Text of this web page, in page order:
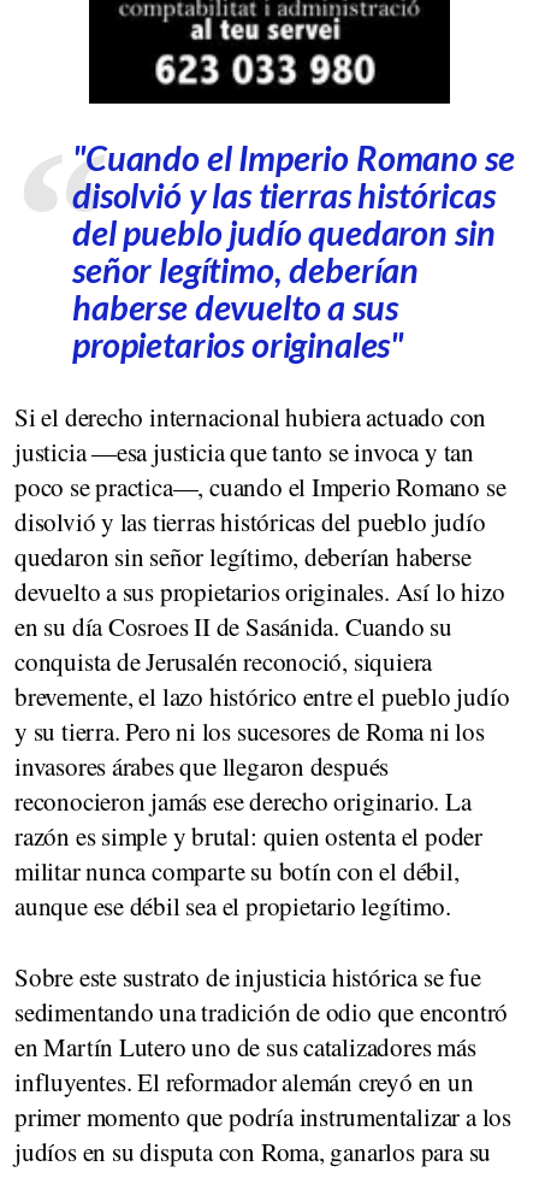
"Cuando el Imperio Romano se
disolvió y las tierras históricas
del pueblo judío quedaron sin
señor legítimo, deberían
haberse devuelto a sus
propietarios originales"
Si el derecho internacional hubiera actuado con
justicia —esa justicia que tanto se invoca y tan
poco se practica—, cuando el Imperio Romano se
disolvió y las tierras históricas del pueblo judío
quedaron sin señor legítimo, deberían haberse
devuelto a sus propietarios originales. Así lo hizo
en su día Cosroes II de Sasánida. Cuando su
conquista de Jerusalén reconoció, siquiera
brevemente, el lazo histórico entre el pueblo judío
y su tierra. Pero ni los sucesores de Roma ni los
invasores árabes que llegaron después
reconocieron jamás ese derecho originario. La
razón es simple y brutal: quien ostenta el poder
militar nunca comparte su botín con el débil,
aunque ese débil sea el propietario legítimo.
Sobre este sustrato de injusticia histórica se fue
sedimentando una tradición de odio que encontró
en Martín Lutero uno de sus catalizadores más
influyentes. El reformador alemán creyó en un
primer momento que podría instrumentalizar a los
judíos en su disputa con Roma, ganarlos para su